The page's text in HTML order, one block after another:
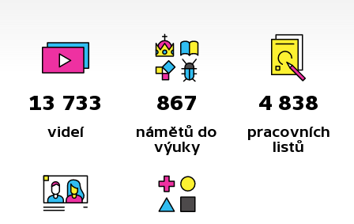
13 733
videí
867
námětů do
výuky
4 838
pracovních
listů